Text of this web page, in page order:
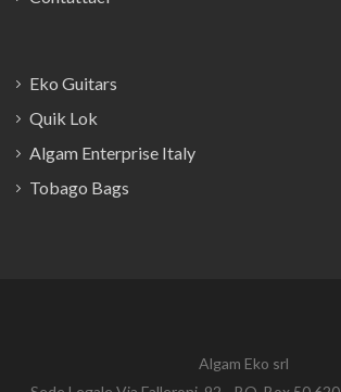
Eko Guitars
Quik Lok
Algam Enterprise Italy
Tobago Bags
Algam Eko srl